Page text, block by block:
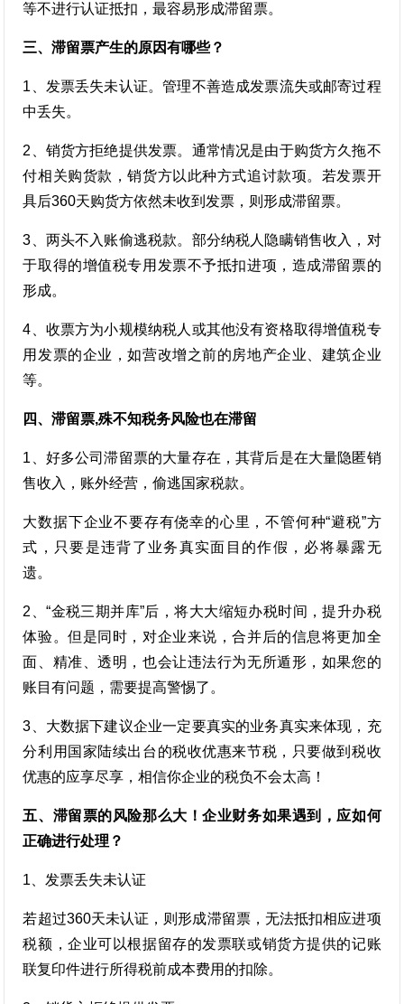
等不进行认证抵扣，最容易形成滞留票。
三、滞留票产生的原因有哪些？
1、发票丢失未认证。管理不善造成发票流失或邮寄过程
中丢失。
2、销货方拒绝提供发票。通常情况是由于购货方久拖不
付相关购货款，销货方以此种方式追讨款项。若发票开
具后360天购货方依然未收到发票，则形成滞留票。
3、两头不入账偷逃税款。部分纳税人隐瞒销售收入，对
于取得的增值税专用发票不予抵扣进项，造成滞留票的
形成。
4、收票方为小规模纳税人或其他没有资格取得增值税专
用发票的企业，如营改增之前的房地产企业、建筑企业
等。
四、滞留票,殊不知税务风险也在滞留
1、好多公司滞留票的大量存在，其背后是在大量隐匿销
售收入，账外经营，偷逃国家税款。
大数据下企业不要存有侥幸的心里，不管何种“避税”方
式，只要是违背了业务真实面目的作假，必将暴露无
遗。
2、“金税三期并库”后，将大大缩短办税时间，提升办税
体验。但是同时，对企业来说，合并后的信息将更加全
面、精准、透明，也会让违法行为无所遁形，如果您的
账目有问题，需要提高警惕了。
3、大数据下建议企业一定要真实的业务真实来体现，充
分利用国家陆续出台的税收优惠来节税，只要做到税收
优惠的应享尽享，相信你企业的税负不会太高！
五、滞留票的风险那么大！企业财务如果遇到，应如何
正确进行处理？
1、发票丢失未认证
若超过360天未认证，则形成滞留票，无法抵扣相应进项
税额，企业可以根据留存的发票联或销货方提供的记账
联复印件进行所得税前成本费用的扣除。